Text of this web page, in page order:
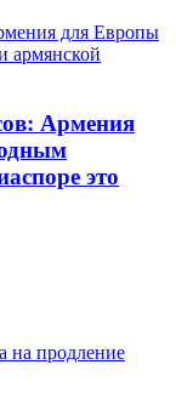
Армения
это